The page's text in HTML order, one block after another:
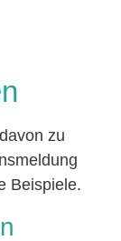
zu
Beispiele.